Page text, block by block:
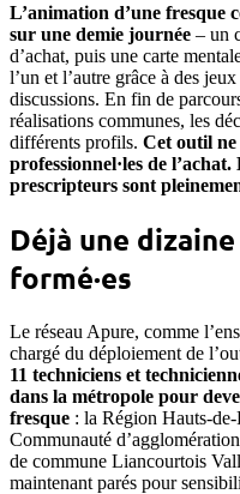
L’animation d’une fresque
sur une demie journée – un
d’achat, puis une carte
l’un et l’autre grâce à des
discussions. En fin de
réalisations communes, les
différents profils. Cet outil ne
professionnel·les de
prescripteurs sont
Déjà une
formé·es
Le réseau Apure, comme
chargé du déploiement de
11 techniciens et
dans la métropole pour
fresque : la Région Hauts-
Communauté
de commune Liancourtois
maintenant parés pour